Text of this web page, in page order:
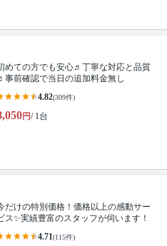
めての方でも安心♬丁寧な対応と品質
事前確認で当日の追加料金無し
4.82(309件)
円/ 1台
だけの特別価格！価格以上の感動サー
ス✨実績豊富のスタッフが伺います！
4.71(115件)